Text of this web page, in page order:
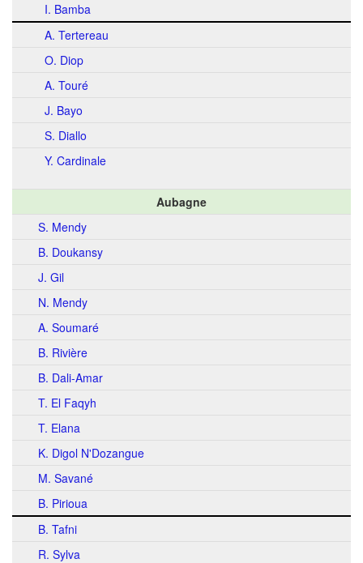
I. Bamba
A. Tertereau
O. Diop
A. Touré
J. Bayo
S. Diallo
Y. Cardinale
Aubagne
S. Mendy
B. Doukansy
J. Gil
N. Mendy
A. Soumaré
B. Rivière
B. Dali-Amar
T. El Faqyh
T. Elana
K. Digol N'Dozangue
M. Savané
B. Pirioua
B. Tafni
R. Sylva